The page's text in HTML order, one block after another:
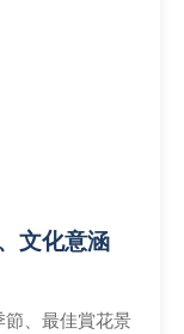
文化意涵
、最佳賞花景